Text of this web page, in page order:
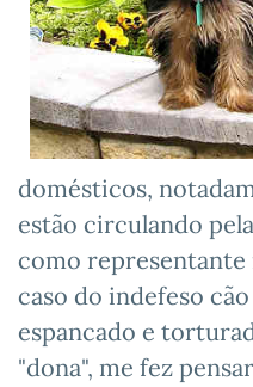
domésticos,
estão circulando
como
caso do indefeso
espancado e
"dona", me fez